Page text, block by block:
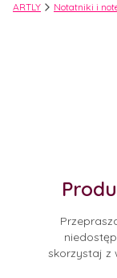
ARTLY Notatniki i
skorzystaj z